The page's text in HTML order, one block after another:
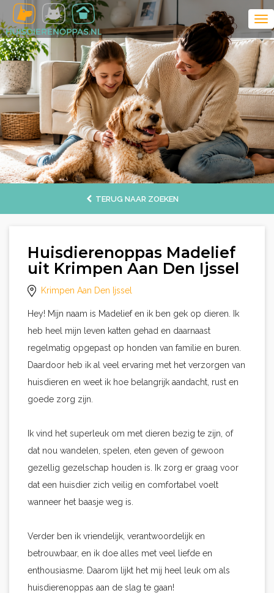
TERUG NAAR ZOEKEN
Huisdierenoppas Madelief
uit Krimpen Aan Den Ijssel
Krimpen Aan Den Ijssel
Hey! Mijn naam is Madelief en ik ben gek op dieren. Ik
heb heel mijn leven katten gehad en daarnaast
regelmatig opgepast op honden van familie en buren.
Daardoor heb ik al veel ervaring met het verzorgen van
huisdieren en weet ik hoe belangrijk aandacht, rust en
goede zorg zijn.
Ik vind het superleuk om met dieren bezig te zijn, of
dat nou wandelen, spelen, eten geven of gewoon
gezellig gezelschap houden is. Ik zorg er graag voor
dat een huisdier zich veilig en comfortabel voelt
wanneer het baasje weg is.
Verder ben ik vriendelijk, verantwoordelijk en
betrouwbaar, en ik doe alles met veel liefde en
enthousiasme. Daarom lijkt het mij heel leuk om als
huisdierenoppas aan de slag te gaan!